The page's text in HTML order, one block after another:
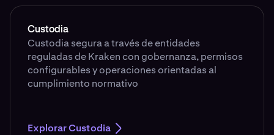
Custodia
Custodia segura a través de entidades
reguladas de Kraken con gobernanza, permisos
configurables y operaciones orientadas al
cumplimiento normativo
Explorar Custodia